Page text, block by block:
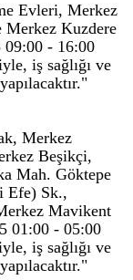
Evleri, Merkez
Merkez Kuzdere
09:00 - 16:00
iş sağlığı ve
Merkez
Beşikçi,
Mah. Göktepe
Efe) Sk.,
Mavikent
01:00 - 05:00
iş sağlığı ve